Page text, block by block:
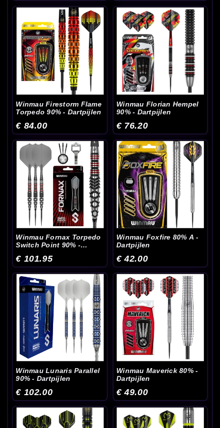
Winmau Firestorm Flame
Torpedo 90% - Dartpijlen
€ 84.00
Winmau Florian Hempel
90% - Dartpijlen
€ 76.20
Winmau Fornax Torpedo
Switch Point 90% -
€ 101.95
Winmau Foxfire 80% A -
Dartpijlen
€ 42.00
Winmau Lunaris Parallel
90% - Dartpijlen
€ 102.00
Winmau Maverick 80% -
Dartpijlen
€ 49.00